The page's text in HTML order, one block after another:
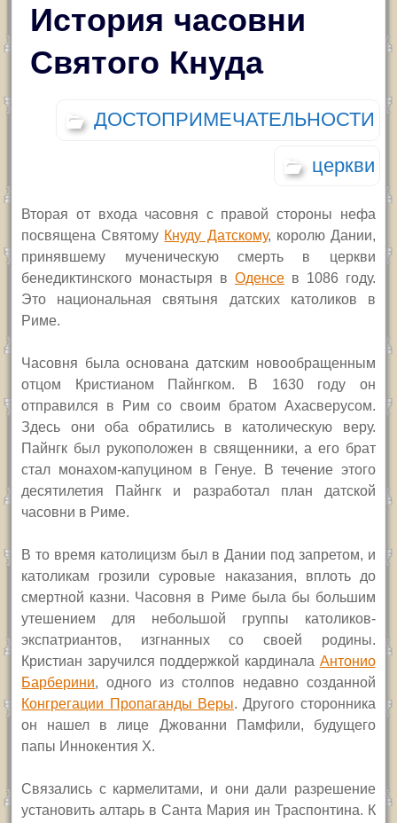
История часовни
Святого Кнуда
ДОСТОПРИМЕЧАТЕЛЬНОСТИ
церкви
Вторая от входа часовня с правой стороны нефа
посвящена Святому Кнуду Датскому, королю Дании,
принявшему мученическую смерть в церкви
бенедиктинского монастыря в Оденсе в 1086 году.
Это национальная святыня датских католиков в
Риме.
Часовня была основана датским новообращенным
отцом Кристианом Пайнгком. В 1630 году он
отправился в Рим со своим братом Ахасверусом.
Здесь они оба обратились в католическую веру.
Пайнгк был рукоположен в священники, а его брат
стал монахом-капуцином в Генуе. В течение этого
десятилетия Пайнгк и разработал план датской
часовни в Риме.
В то время католицизм был в Дании под запретом, и
католикам грозили суровые наказания, вплоть до
смертной казни. Часовня в Риме была бы большим
утешением для небольшой группы католиков-
экспатриантов, изгнанных со своей родины.
Кристиан заручился поддержкой кардинала Антонио
Барберини, одного из столпов недавно созданной
Конгрегации Пропаганды Веры. Другого сторонника
он нашел в лице Джованни Памфили, будущего
папы ИннокентияX.
Связались с кармелитами, и они дали разрешение
установить алтарь в Санта Мария ин Траспонтина. К